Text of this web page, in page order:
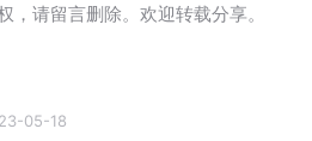
，请留言删除。欢迎转载分享。
05-18